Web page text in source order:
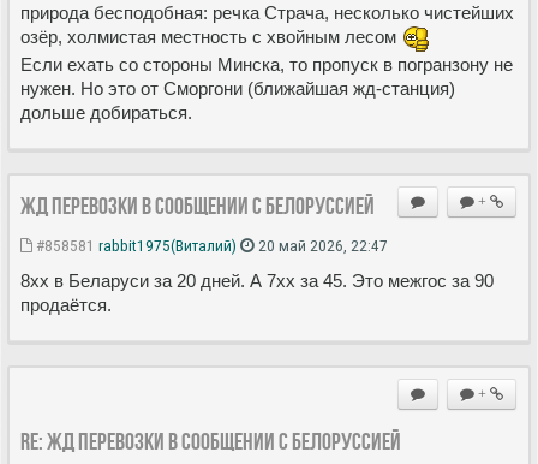
природа бесподобная: речка Страча, несколько чистейших
озёр, холмистая местность с хвойным лесом
Если ехать со стороны Минска, то пропуск в погранзону не
нужен. Но это от Сморгони (ближайшая жд-станция)
дольше добираться.
+
ЖД перевозки в сообщении с Белоруссией
#858581 rabbit1975(Виталий) 20 май 2026, 22:47
8xx в Беларуси за 20 дней. А 7xx за 45. Это межгос за 90
продаётся.
+
Re: ЖД перевозки в сообщении с Белоруссией